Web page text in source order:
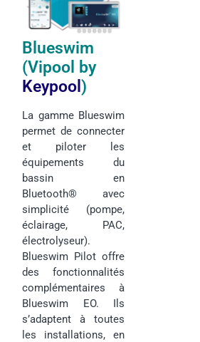
B lueswim
(Vipool by
Keypool)
La gamme Blueswim
permet de connecter
et piloter les
équipements du
bassin en
Bluetooth® avec
simplicité (pompe,
éclairage, PAC,
électrolyseur).
Blueswim Pilot offre
des fonctionnalités
complémentaires à
Blueswim EO. Ils
s’adaptent à toutes
les installations, en